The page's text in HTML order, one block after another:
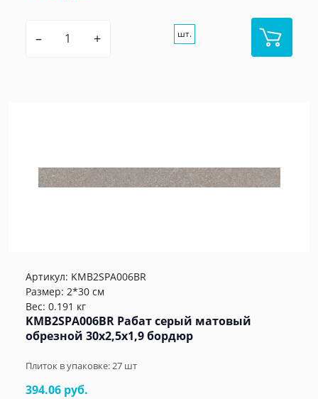
– + шт.
Артикул: KMB2SPA006BR
Размер: 2*30 см
Вес: 0.191 кг
KMB2SPA006BR Рабат серый матовый
обрезной 30x2,5x1,9 бордюр
Плиток в упаковке:27 шт
394.06 руб.